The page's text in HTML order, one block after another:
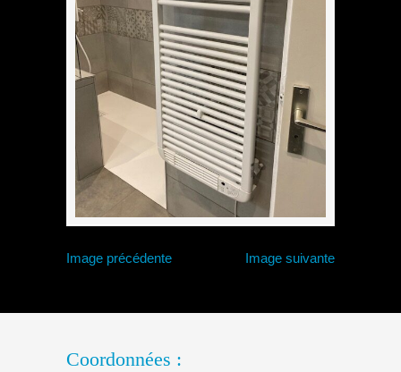
Image précédente Image suivante
Coordonnées :